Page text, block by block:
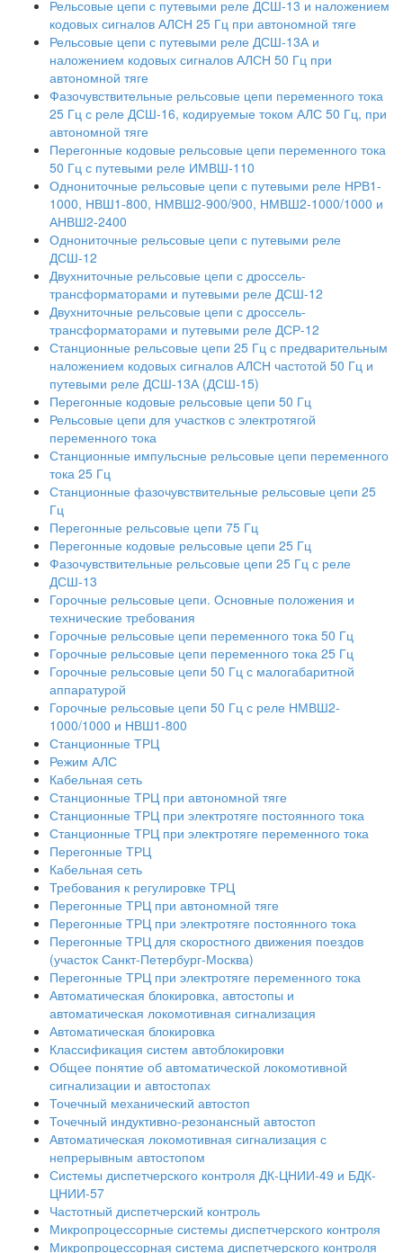
Рельсовые цепи с путевыми реле ДСШ-13 и наложением
кодовых сигналов АЛСН 25 Гц при автономной тяге
Рельсовые цепи с путевыми реле ДСШ-13А и
наложением кодовых сигналов АЛСН 50 Гц при
автономной тяге
Фазочувствительные рельсовые цепи переменного тока
25 Гц с реле ДСШ-16, кодируемые током АЛС 50 Гц, при
автономной тяге
Перегонные кодовые рельсовые цепи переменного тока
50 Гц с путевыми реле ИМВШ-110
Однониточные рельсовые цепи с путевыми реле НРВ1-
1000, НВШ1-800, НМВШ2-900/900, НМВШ2-1000/1000 и
АНВШ2-2400
Однониточные рельсовые цепи с путевыми реле
ДСШ-12
Двухниточные рельсовые цепи с дроссель-
трансформаторами и путевыми реле ДСШ-12
Двухниточные рельсовые цепи с дроссель-
трансформаторами и путевыми реле ДСР-12
Станционные рельсовые цепи 25 Гц с предварительным
наложением кодовых сигналов АЛСН частотой 50 Гц и
путевыми реле ДСШ-13А (ДСШ-15)
Перегонные кодовые рельсовые цепи 50 Гц
Рельсовые цепи для участков с электротягой
переменного тока
Станционные импульсные рельсовые цепи переменного
тока 25 Гц
Станционные фазочувствительные рельсовые цепи 25
Гц
Перегонные рельсовые цепи 75 Гц
Перегонные кодовые рельсовые цепи 25 Гц
Фазочувствительные рельсовые цепи 25 Гц с реле
ДСШ-13
Горочные рельсовые цепи. Основные положения и
технические требования
Горочные рельсовые цепи переменного тока 50 Гц
Горочные рельсовые цепи переменного тока 25 Гц
Горочные рельсовые цепи 50 Гц с малогабаритной
аппаратурой
Горочные рельсовые цепи 50 Гц с реле НМВШ2-
1000/1000 и НВШ1-800
Станционные ТРЦ
Режим АЛС
Кабельная сеть
Станционные ТРЦ при автономной тяге
Станционные ТРЦ при электротяге постоянного тока
Станционные ТРЦ при электротяге переменного тока
Перегонные ТРЦ
Кабельная сеть
Требования к регулировке ТРЦ
Перегонные ТРЦ при автономной тяге
Перегонные ТРЦ при электротяге постоянного тока
Перегонные ТРЦ для скоростного движения поездов
(участок Санкт-Петербург-Москва)
Перегонные ТРЦ при электротяге переменного тока
Автоматическая блокировка, автостопы и
автоматическая локомотивная сигнализация
Автоматическая блокировка
Классификация систем автоблокировки
Общее понятие об автоматической локомотивной
сигнализации и автостопах
Точечный механический автостоп
Точечный индуктивно-резонансный автостоп
Автоматическая локомотивная сигнализация с
непрерывным автостопом
Системы диспетчерского контроля ДК-ЦНИИ-49 и БДК-
ЦНИИ-57
Частотный диспетчерский контроль
Микропроцессорные системы диспетчерского контроля
Микропроцессорная система диспетчерского контроля